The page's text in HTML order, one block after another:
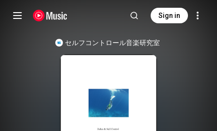
Sign in
セルフコントロール音楽研究室